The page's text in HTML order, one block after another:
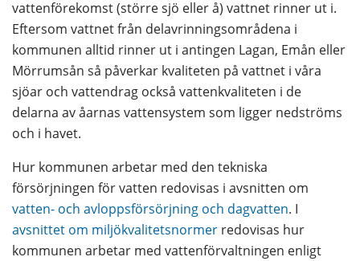
vattenförekomst (större sjö eller å) vattnet rinner ut i.
Eftersom vattnet från delavrinningsområdena i
kommunen alltid rinner ut i antingen Lagan, Emån eller
Mörrumsån så påverkar kvaliteten på vattnet i våra
sjöar och vattendrag också vattenkvaliteten i de
delarna av åarnas vattensystem som ligger nedströms
och i havet.
Hur kommunen arbetar med den tekniska
vatten- och avloppsförsörjning och dagvatten
avsnittet om miljökvalitetsnormer redovisas hur
kommunen arbetar med vattenförvaltningen enligt